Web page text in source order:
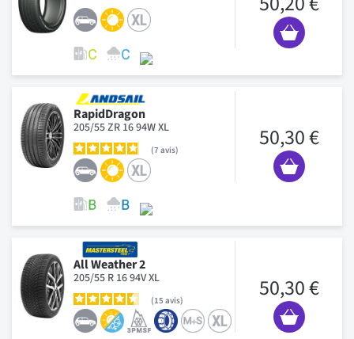
RapidDragon
205/55 ZR 16 94W XL
7 avis 50,30 €
All Weather 2
205/55 R 16 94V XL
15 avis 50,30 €